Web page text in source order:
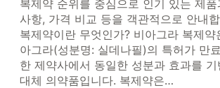
복제약 순위를 중심으로 인기 있는 제
사항, 가격 비교 등을 객관적으로 안내
복제약이란 무엇인가? 비아그라 복제약
아그라(성분명: 실데나필)의 특허가 만
한 제약사에서 동일한 성분과 효과를
대체 의약품입니다. 복제약은…